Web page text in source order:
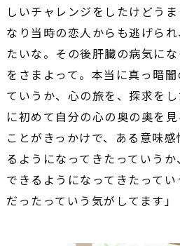
しいチャレンジをしたけどう
なり当時の恋人からも逃げら
たいな。その後肝臓の病気に
をさまよって。本当に真っ暗
ていうか、心の旅を、探求を
に初めて自分の心の奥の奥を
ことがきっかけで、ある意味
るようになってきたっていう
できるようになってきたって
だったっていう気がしてます」